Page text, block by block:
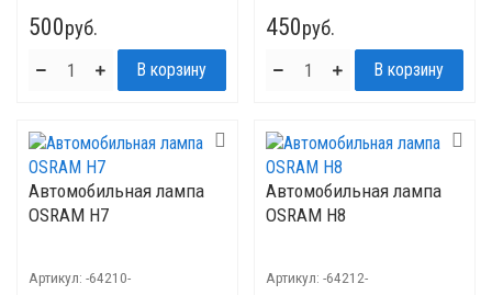
500руб. 450руб.
Автомобильная лампа
OSRAM H7
Артикул: -64210-
Автомобильная лампа
OSRAM H8
Артикул: -64212-